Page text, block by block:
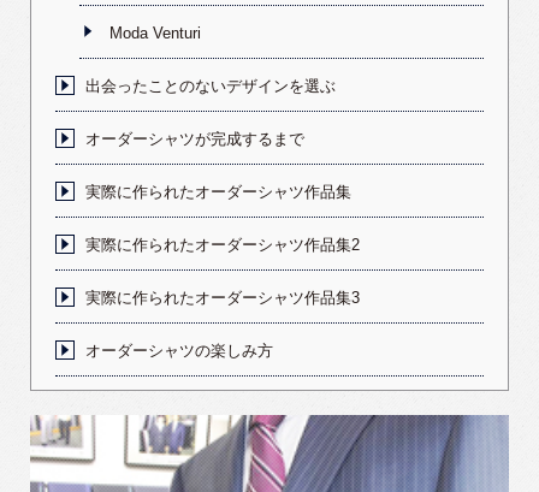
Moda Venturi
出会ったことのないデザインを選ぶ
オーダーシャツが完成するまで
実際に作られたオーダーシャツ作品集
実際に作られたオーダーシャツ作品集2
実際に作られたオーダーシャツ作品集3
オーダーシャツの楽しみ方